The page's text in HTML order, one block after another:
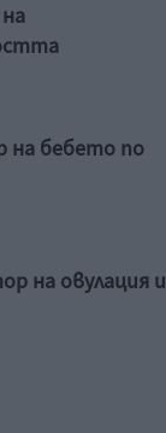
на бебето по
на овулация и